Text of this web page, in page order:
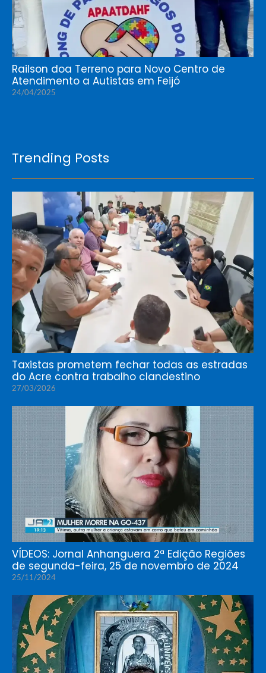
Railson doa Terreno para Novo Centro de
Atendimento a Autistas em Feijó
24/04/2025
Trending Posts
Taxistas prometem fechar todas as estradas
do Acre contra trabalho clandestino
27/03/2026
VÍDEOS: Jornal Anhanguera 2ª Edição Regiões
de segunda-feira, 25 de novembro de 2024
25/11/2024